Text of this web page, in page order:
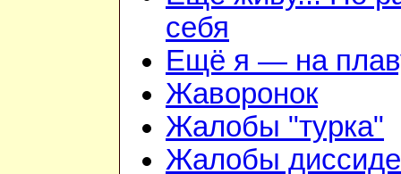
себя
Ещё я — на
Жаворонок
Жалобы "турка"
Жалобы